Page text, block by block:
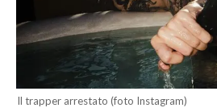
SERVIZI ALLE IMPRESE
LAVORO
SPORT IN SARDEGNA
Il trapper arrestato (foto Instagram)